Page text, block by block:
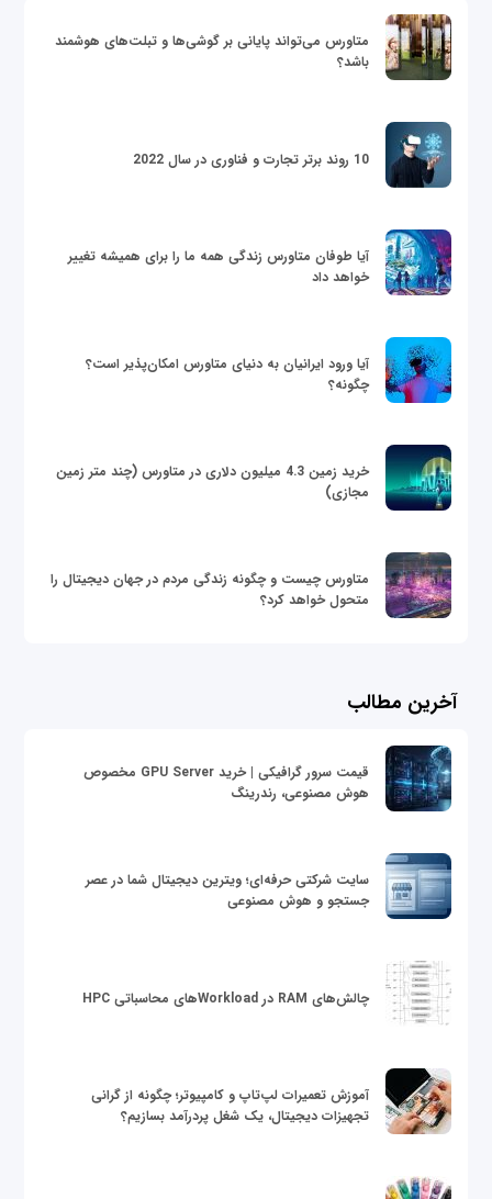
متاورس می‌تواند پایانی بر گوشی‌ها و تبلت‌های هوشمند
باشد؟
10 روند برتر تجارت و فناوری در سال 2022
آیا طوفان متاورس زندگی همه ما را برای همیشه تغییر
خواهد داد
آیا ورود ایرانیان به دنیای متاورس امکان‌پذیر است؟
چگونه؟
خرید زمین 4.3 میلیون دلاری در متاورس (چند متر زمین
مجازی)
متاورس چیست و چگونه زندگی مردم در جهان دیجیتال را
متحول خواهد کرد؟
آخرین مطالب
قیمت سرور گرافیکی | خرید GPU Server مخصوص
هوش مصنوعی، رندرینگ
سایت شرکتی حرفه‌ای؛ ویترین دیجیتال شما در عصر
جستجو و هوش مصنوعی
چالش‌های RAM در Workloadهای محاسباتی HPC
آموزش تعمیرات لپ‌تاپ و کامپیوتر؛ چگونه از گرانی
تجهیزات دیجیتال، یک شغل پردرآمد بسازیم؟